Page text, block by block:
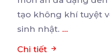
tạo không khí tuyệt
sinh nhật. ...
Chi tiết